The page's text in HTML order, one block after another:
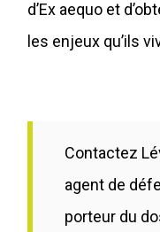
d’Ex aequo et
les enjeux qu’ils
Contactez
agent de
porteur du